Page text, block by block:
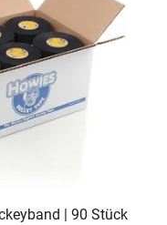
| 90 Stück